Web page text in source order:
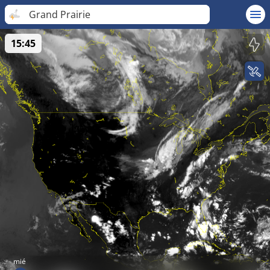
Grand Prairie
mié
15:45